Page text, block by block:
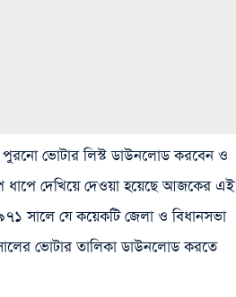
পুরনো ভোটার লিস্ট ডাউনলোড করবেন ও
ধাপে দেখিয়ে দেওয়া হয়েছে আজকের এই
সালে যে কয়েকটি জেলা ও বিধানসভা
ভোটার তালিকা ডাউনলোড করতে